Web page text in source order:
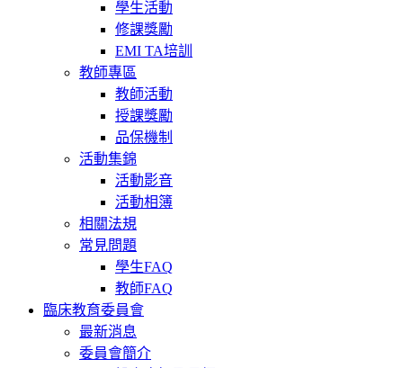
學生活動
修課獎勵
EMI TA培訓
教師專區
教師活動
授課獎勵
品保機制
活動集錦
活動影音
活動相簿
相關法規
常見問題
學生FAQ
教師FAQ
臨床教育委員會
最新消息
委員會簡介